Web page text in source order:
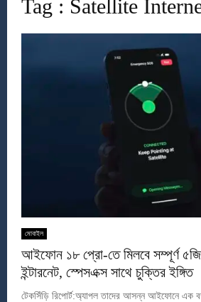
Tag : Satellite
মোবাইল
আইফোন ১৮ প্রো-তে মিলবে সম্পূর্ণ ৫জি
ইন্টারনেট, স্পেসএক্স সাথে চুক্তির ইঙ্গিত
টেকসিঁড়ি রিপোর্ট:অ্যাপল তাদের আসন্ন আইফোনে এক